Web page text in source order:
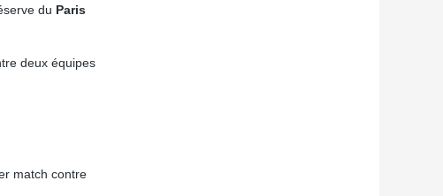
du Paris
deux équipes
match contre